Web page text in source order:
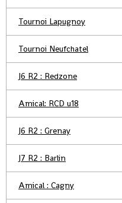
Tournoi Lapugnoy
Tournoi Neufchatel
J6 R2 : Redzone
Amical: RCD u18
J6 R2 : Grenay
J7 R2 : Barlin
Amical : Cagny